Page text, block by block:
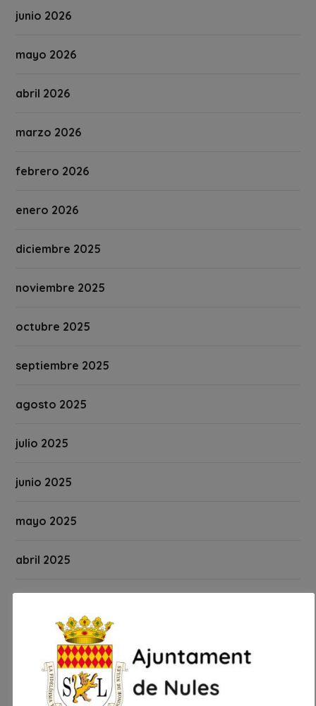
junio 2026
mayo 2026
abril 2026
marzo 2026
febrero 2026
enero 2026
diciembre 2025
noviembre 2025
octubre 2025
septiembre 2025
agosto 2025
julio 2025
junio 2025
mayo 2025
abril 2025
febrero 2025
enero 2025